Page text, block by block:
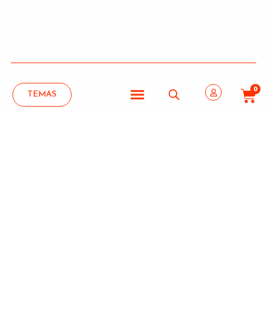
TEMAS
0